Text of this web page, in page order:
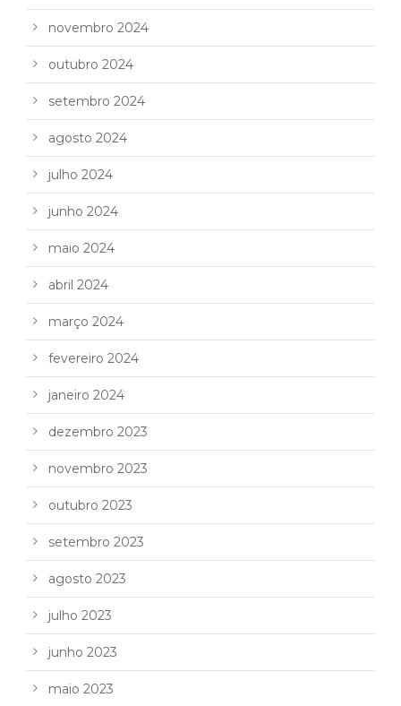
novembro 2024
outubro 2024
setembro 2024
agosto 2024
julho 2024
junho 2024
maio 2024
abril 2024
março 2024
fevereiro 2024
janeiro 2024
dezembro 2023
novembro 2023
outubro 2023
setembro 2023
agosto 2023
julho 2023
junho 2023
maio 2023